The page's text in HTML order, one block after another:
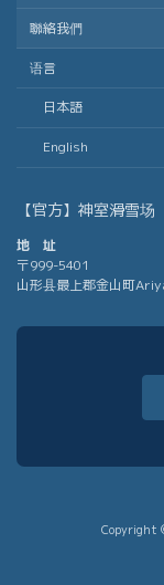
聯絡我們
语言
日本語
English
【官方】神室滑雪场
地 址
〒999-5401
山形县最上郡金山町
Copyright